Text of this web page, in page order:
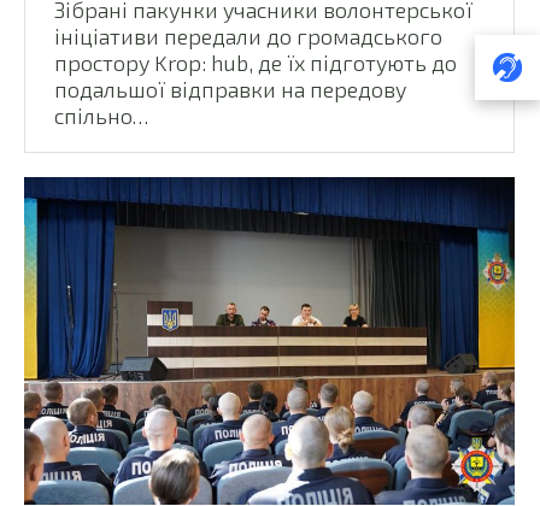
Зібрані пакунки учасники волонтерської
ініціативи передали до громадського
простору Krop: hub, де їх підготують до
подальшої відправки на передову
спільно…